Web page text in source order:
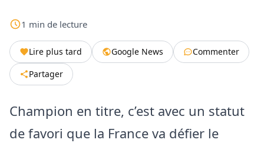
1 min de lecture
Lire plus tard Google News
Commenter
Partager
Champion en titre, c’est avec un statut
de favori que la France va défier le